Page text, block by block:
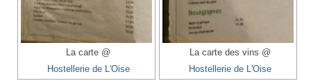
La carte @
Hostellerie de L'Oise
La carte des vins @
Hostellerie de L'Oise